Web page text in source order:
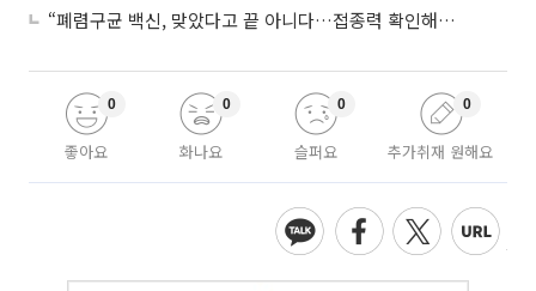
“폐렴구균 백신, 맞았다고 끝 아니다…접종력 확인해야”
좋아요
0
화나요
0
슬퍼요
0
추가취재 원해요
0